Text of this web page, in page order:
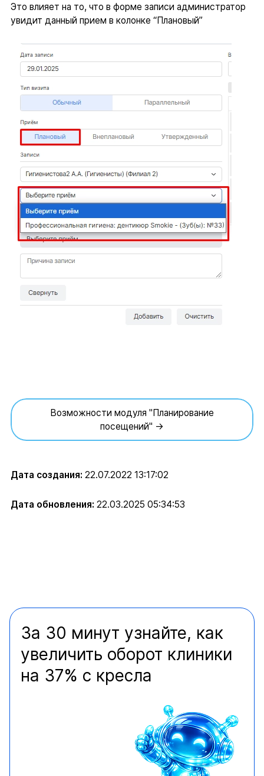
Это влияет на то, что в форме записи администратор
увидит данный прием в колонке “Плановый”
Возможности модуля "Планирование
посещений" →
Дата создания: 22.07.2022 13:17:02
Дата обновления: 22.03.2025 05:34:53
За 30 минут узнайте, как
увеличить оборот клиники
на 37% с кресла